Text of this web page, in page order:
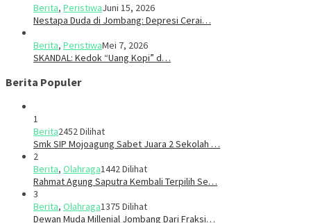
Berita, PeristiwaJuni 15, 2026
​​Nestapa Duda di Jombang: Depresi Cerai…
Berita, PeristiwaMei 7, 2026
SKANDAL: Kedok “Uang Kopi” d…
Berita Populer
1
Berita2452 Dilihat
Smk SIP Mojoagung Sabet Juara 2 Sekolah …
2
Berita, Olahraga1442 Dilihat
Rahmat Agung Saputra Kembali Terpilih Se…
3
Berita, Olahraga1375 Dilihat
Dewan Muda Millenial Jombang Dari Fraksi…